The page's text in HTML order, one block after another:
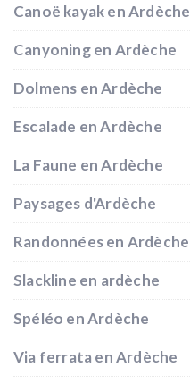
Canoë kayak en Ardèche
Canyoning en Ardèche
Dolmens en Ardèche
Escalade en Ardèche
La Faune en Ardèche
Paysages d'Ardèche
Randonnées en Ardèche
Slackline en ardèche
Spéléo en Ardèche
Via ferrata en Ardèche